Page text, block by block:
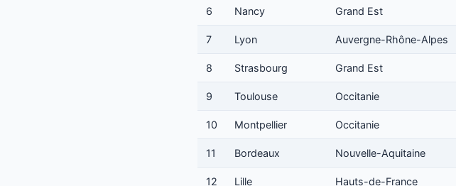
6 Nancy Grand Est
7 Lyon Auvergne-Rhône-Alpes
8 Strasbourg Grand Est
9 Toulouse Occitanie
10 Montpellier Occitanie
11 Bordeaux Nouvelle-Aquitaine
12 Lille Hauts-de-France